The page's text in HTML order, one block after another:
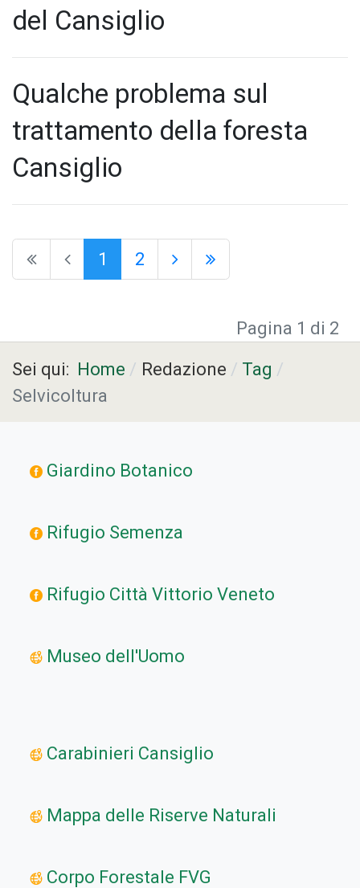
del Cansiglio
Qualche problema sul
trattamento della foresta
Cansiglio
1 2
Pagina 1 di 2
Sei qui: Home Redazione
Tag
Selvicoltura
Giardino Botanico
Rifugio Semenza
Rifugio Città Vittorio Veneto
Museo dell'Uomo
Carabinieri Cansiglio
Mappa delle Riserve Naturali
Corpo Forestale FVG